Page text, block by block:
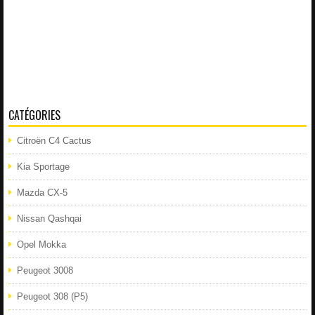
CATÉGORIES
Citroën C4 Cactus
Kia Sportage
Mazda CX-5
Nissan Qashqai
Opel Mokka
Peugeot 3008
Peugeot 308 (P5)